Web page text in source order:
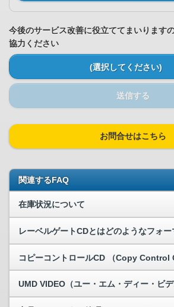
今後のサービス改善に役立ててまいります
協力ください
(選択してください)
送信する
お問合せはこちら
関連するFAQ
在庫状況について
レーベルゲートCDとはどのようなフォー